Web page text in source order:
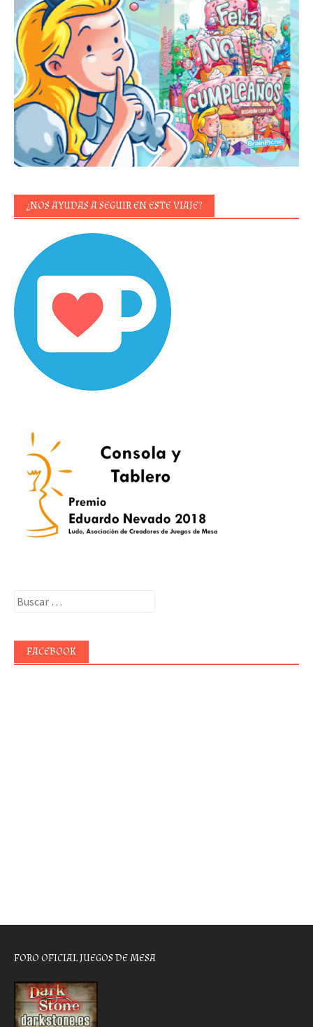
¿NOS AYUDAS A SEGUIR EN ESTE VIAJE?
Buscar:
FACEBOOK
FORO OFICIAL JUEGOS DE MESA